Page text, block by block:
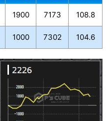
1900 7173 108.8
1000 7302 104.6